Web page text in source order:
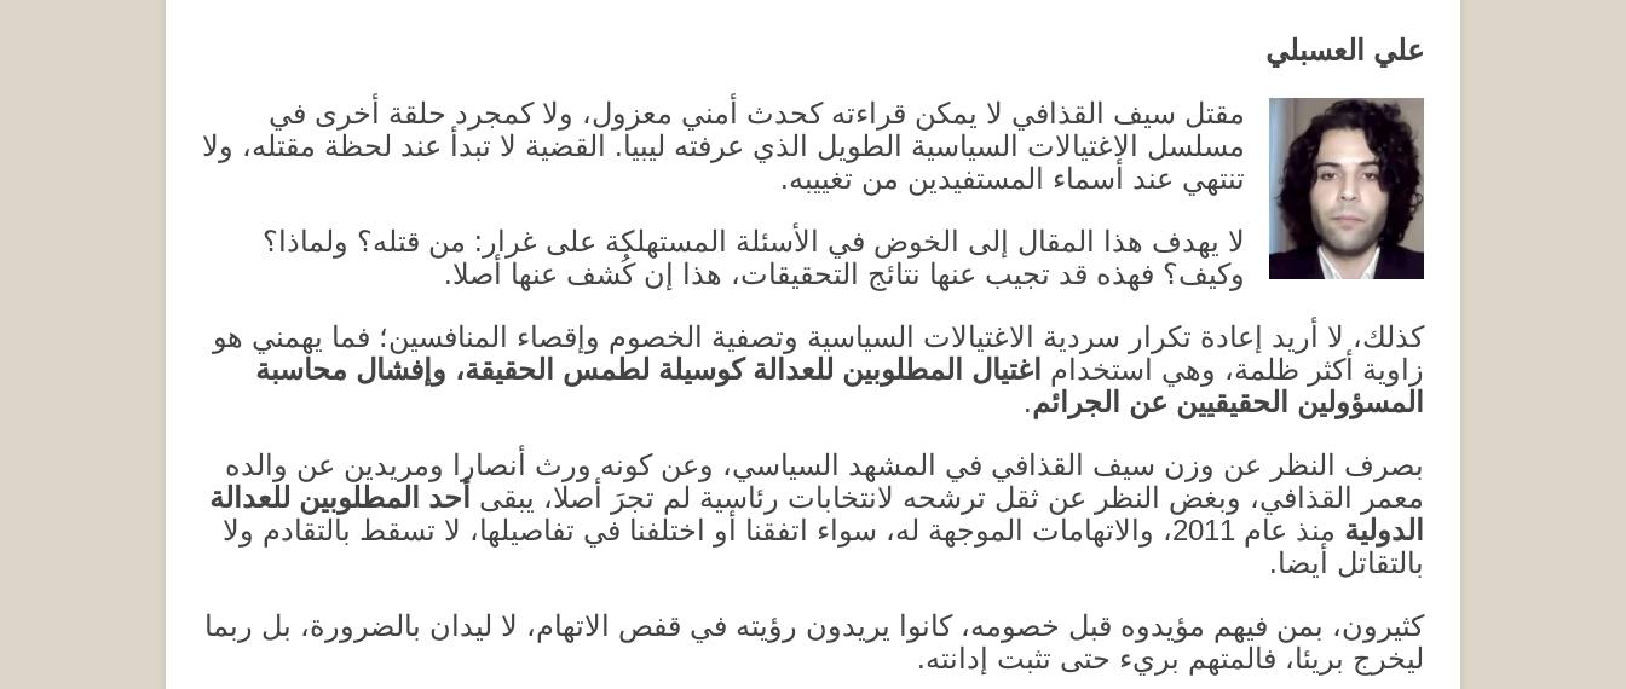
علي العسبلي
مقتل سيف القذافي لا يمكن قراءته كحدث أمني معزول، ولا كمجرد حلقة أخرى في
مسلسل الاغتيالات السياسية الطويل الذي عرفته ليبيا.
القضية لا تبدأ عند لحظة مقتله، ولا
تنتهي عند أسماء المستفيدين من تغييبه.
لا يهدف هذا المقال إلى الخوض في الأسئلة المستهلكة على غرار : من قتله؟ ولماذا؟
وكيف؟ فهذه قد تجيب عنها نتائج التحقيقات، هذا إن كُشف عنها أصلا.
كذلك، لا أريد إعادة تكرار سردية الاغتيالات السياسية وتصفية الخصوم وإقصاء المنافسين؛ فما يهمني هو
زاوية أكثر ظلمة، وهي استخدام اغتيال المطلوبين للعدالة كوسيلة لطمس الحقيقة، وإفشال محاسبة
المسؤولين الحقيقيين عن الجرائم.
بصرف النظر عن وزن سيف القذافي في المشهد السياسي، وعن كونه ورث أنصارا ومريدين عن والده
معمر القذافي، وبغض النظر عن ثقل ترشحه لانتخابات رئاسية لم تجرَ أصلا، يبقى أحد المطلوبين للعدالة
الدولية منذ عام 2011، والاتهامات الموجهة له، سواء اتفقنا أو اختلفنا في تفاصيلها، لا تسقط بالتقادم ولا
بالتقاتل أيضا.
كثيرون، بمن فيهم مؤيدوه قبل خصومه، كانوا يريدون رؤيته في قفص الاتهام، لا ليدان بالضرورة، بل ربما
ليخرج بريئا، فالمتهم بريء حتى تثبت إدانته.